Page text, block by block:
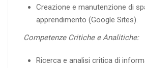
Creazione e manutenzione di
apprendimento (Google Sites).
Competenze Critiche e Analitiche:
Ricerca e analisi critica di